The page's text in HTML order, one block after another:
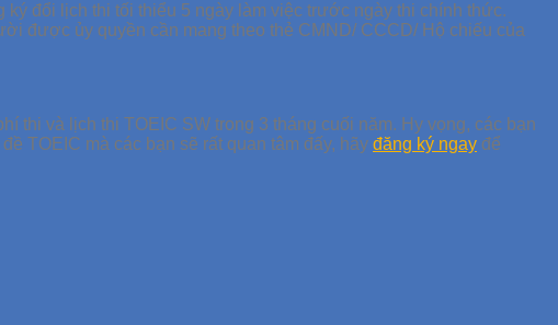
đổi lịch thi tối thiểu 5 ngày làm việc trước ngày thi chính thức.
được ủy quyền cần mang theo thẻ CMND/ CCCD/ Hộ chiếu của
thi và lịch thi TOEIC SW trong 3 tháng cuối năm. Hy vọng, các bạn
TOEIC mà các bạn sẽ rất quan tâm đấy, hãy đăng ký ngay để